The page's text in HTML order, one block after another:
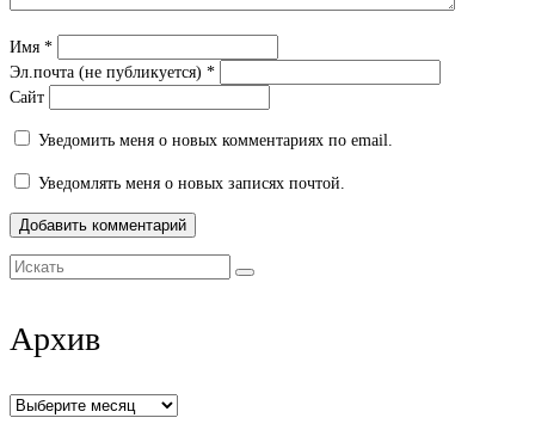
Имя *
Эл.почта (не публикуется) *
Сайт
Уведомить меня о новых комментариях по email.
Уведомлять меня о новых записях почтой.
Искать:
Архив
Архив